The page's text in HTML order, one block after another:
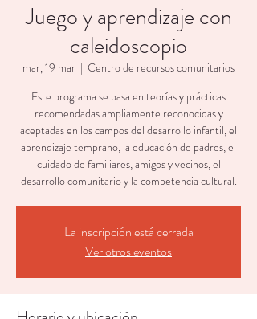
Juego y aprendizaje con
caleidoscopio
mar, 19 mar
  |
Centro de recursos comunitarios
Este programa se basa en teorías y prácticas
recomendadas ampliamente reconocidas y
aceptadas en los campos del desarrollo infantil, el
aprendizaje temprano, la educación de padres, el
cuidado de familiares, amigos y vecinos, el
desarrollo comunitario y la competencia cultural.
La inscripción está cerrada
Ver otros eventos